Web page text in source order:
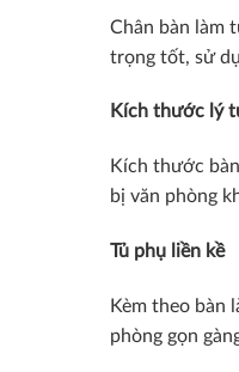
Chân bàn làm
trọng tốt, sử
Kích thước lý
Kích thước
bị văn phòng
Tủ phụ liền kề
Kèm theo bàn
phòng gọn